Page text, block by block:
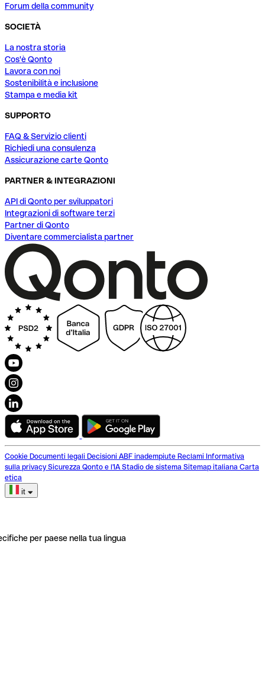
Forum della community
SOCIETÀ
La nostra storia
Cos'è Qonto
Lavora con noi
Sostenibilità e inclusione
Stampa e media kit
SUPPORTO
FAQ & Servizio clienti
Richiedi una consulenza
Assicurazione carte Qonto
PARTNER & INTEGRAZIONI
API di Qonto per sviluppatori
Integrazioni di software terzi
Partner di Qonto
Diventare commercialista partner
Cookie Documenti legali Decisioni ABF inadempiute Reclami Informativa
sulla privacy Sicurezza Qonto e l'IA Stadio de sistema Sitemap italiana Carta
etica
it
per paese nella tua lingua